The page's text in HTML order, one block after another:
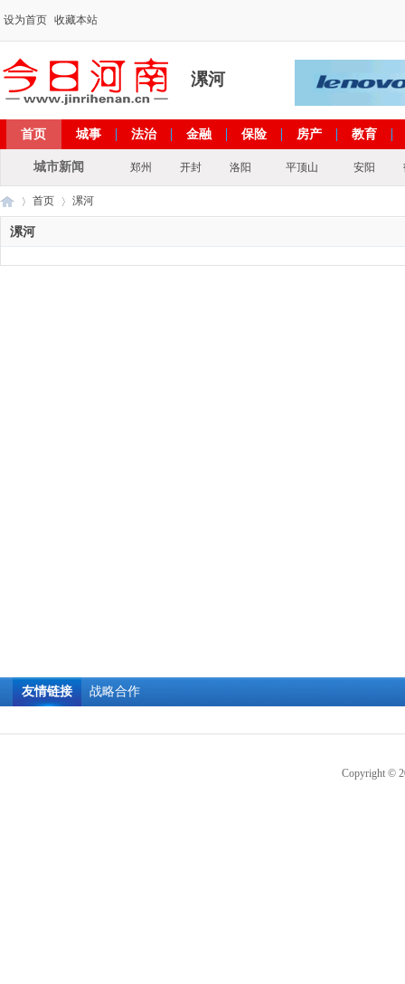
设为首页 收藏本站
漯河
首页 城事 法治 金融 保险 房产 教育
出彩河南 政策 专题
城市新闻 郑州 开封 洛阳 平顶山 安阳
首页 漯河
漯河
友情链接 战略合作
Copyright ©